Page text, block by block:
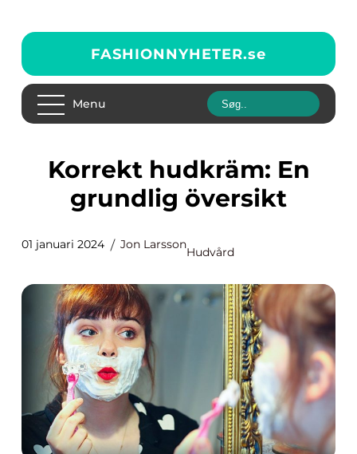
FASHIONNYHETER.se
Menu
Korrekt hudkräm: En
grundlig översikt
01 januari 2024 Jon Larsson
Hudvård